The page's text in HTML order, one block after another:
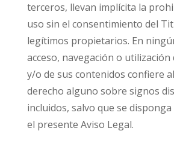
terceros, llevan implícita la
uso sin el consentimiento del
legítimos propietarios. En
acceso, navegación o utilización
y/o de sus contenidos confiere
derecho alguno sobre signos
incluidos, salvo que se
el presente Aviso Legal.